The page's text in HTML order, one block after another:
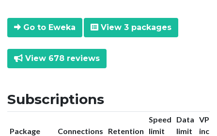
Go to Eweka View 3 packages
View 678 reviews
Subscriptions
Package Connections Retention
Speed
limit
Data
limit
VPN